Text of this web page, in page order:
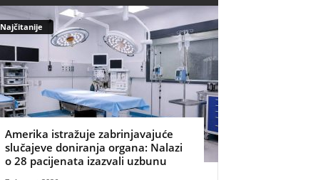
Najčitanije
Amerika istražuje zabrinjavajuće
slučajeve doniranja organa: Nalazi
o 28 pacijenata izazvali uzbunu